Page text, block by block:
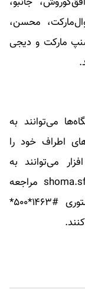
محسن،
مارکت و دیجی
می‌توانند به
اطراف خود را
می‌توانند به
سکو‌های بازار، مای‌کت و یا سایت shoma.sfara.ir مراجعه
کنند. همچنین از طریق اجرای کد دستوری #۱۴۶۳*۵۰۰*